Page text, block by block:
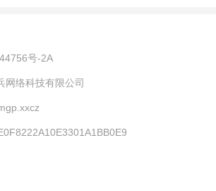
号-2A
网络科技有限公司